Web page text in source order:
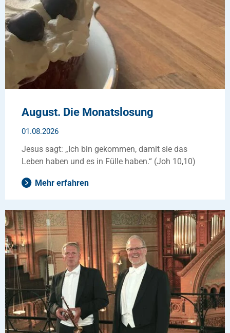
August. Die Monatslosung
01.08.2026
Jesus sagt: „Ich bin gekommen, damit sie das
Leben haben und es in Fülle haben.“ (Joh 10,10)
Mehr erfahren